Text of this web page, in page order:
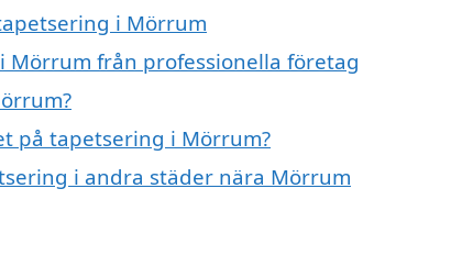
i Mörrum
från professionella företag
på tapetsering i Mörrum?
i andra städer nära Mörrum